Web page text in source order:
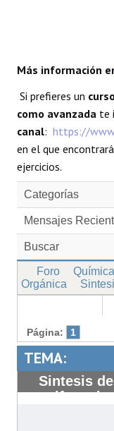
Más información
Si prefieres un
como avanzada te
canal: https://
en el que
ejercicios.
Categorías
Mensajes
Buscar
Foro
Orgánica
Página: 1
TEMA:
Sintesis